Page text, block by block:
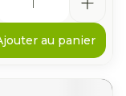
au panier